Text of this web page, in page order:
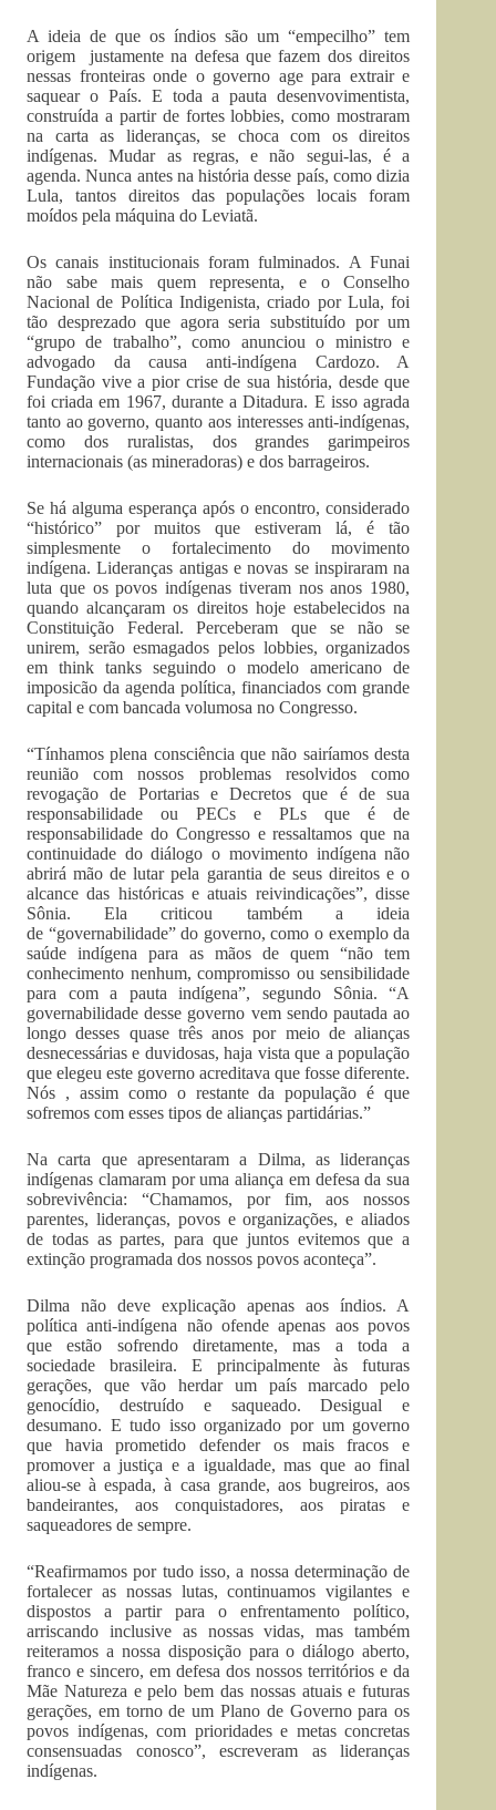
A ideia de que os índios são um “empecilho” tem
origem justamente na defesa que fazem dos direitos
nessas fronteiras onde o governo age para extrair e
saquear o País. E toda a pauta desenvovimentista,
construída a partir de fortes lobbies, como mostraram
na carta as lideranças, se choca com os direitos
indígenas. Mudar as regras, e não segui-las, é a
agenda. Nunca antes na história desse país, como dizia
Lula, tantos direitos das populações locais foram
moídos pela máquina do Leviatã.
Os canais institucionais foram fulminados. A Funai
não sabe mais quem representa, e o Conselho
Nacional de Política Indigenista, criado por Lula, foi
tão desprezado que agora seria substituído por um
“grupo de trabalho”, como anunciou o ministro e
advogado da causa anti-indígena Cardozo. A
Fundação vive a pior crise de sua história, desde que
foi criada em 1967, durante a Ditadura. E isso agrada
tanto ao governo, quanto aos interesses anti-indígenas,
como dos ruralistas, dos grandes garimpeiros
internacionais (as mineradoras) e dos barrageiros.
Se há alguma esperança após o encontro, considerado
“histórico” por muitos que estiveram lá, é tão
simplesmente o fortalecimento do movimento
indígena. Lideranças antigas e novas se inspiraram na
luta que os povos indígenas tiveram nos anos 1980,
quando alcançaram os direitos hoje estabelecidos na
Constituição Federal. Perceberam que se não se
unirem, serão esmagados pelos lobbies, organizados
em think tanks seguindo o modelo americano de
imposicão da agenda política, financiados com grande
capital e com bancada volumosa no Congresso.
“Tínhamos plena consciência que não sairíamos desta
reunião com nossos problemas resolvidos como
revogação de Portarias e Decretos que é de sua
responsabilidade ou PECs e PLs que é de
responsabilidade do Congresso e ressaltamos que na
continuidade do diálogo o movimento indígena não
abrirá mão de lutar pela garantia de seus direitos e o
alcance das históricas e atuais reivindicações”, disse
Sônia. Ela criticou também a ideia
de “governabilidade” do governo, como o exemplo da
saúde indígena para as mãos de quem “não tem
conhecimento nenhum, compromisso ou sensibilidade
para com a pauta indígena”, segundo Sônia. “A
governabilidade desse governo vem sendo pautada ao
longo desses quase três anos por meio de alianças
desnecessárias e duvidosas, haja vista que a população
que elegeu este governo acreditava que fosse diferente.
Nós , assim como o restante da população é que
sofremos com esses tipos de alianças partidárias.”
Na carta que apresentaram a Dilma, as lideranças
indígenas clamaram por uma aliança em defesa da sua
sobrevivência: “Chamamos, por fim, aos nossos
parentes, lideranças, povos e organizações, e aliados
de todas as partes, para que juntos evitemos que a
extinção programada dos nossos povos aconteça”.
Dilma não deve explicação apenas aos índios. A
política anti-indígena não ofende apenas aos povos
que estão sofrendo diretamente, mas a toda a
sociedade brasileira. E principalmente às futuras
gerações, que vão herdar um país marcado pelo
genocídio, destruído e saqueado. Desigual e
desumano. E tudo isso organizado por um governo
que havia prometido defender os mais fracos e
promover a justiça e a igualdade, mas que ao final
aliou-se à espada, à casa grande, aos bugreiros, aos
bandeirantes, aos conquistadores, aos piratas e
saqueadores de sempre.
“Reafirmamos por tudo isso, a nossa determinação de
fortalecer as nossas lutas, continuamos vigilantes e
dispostos a partir para o enfrentamento político,
arriscando inclusive as nossas vidas, mas também
reiteramos a nossa disposição para o diálogo aberto,
franco e sincero, em defesa dos nossos territórios e da
Mãe Natureza e pelo bem das nossas atuais e futuras
gerações, em torno de um Plano de Governo para os
povos indígenas, com prioridades e metas concretas
consensuadas conosco”, escreveram as lideranças
indígenas.